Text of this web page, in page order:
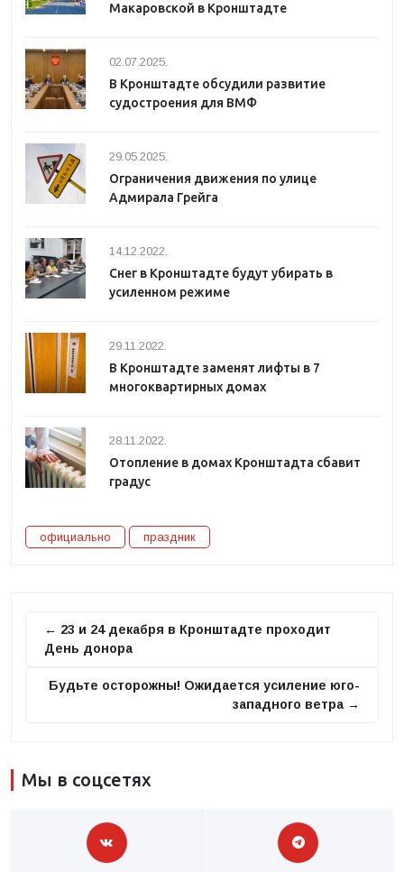
Макаровской в Кронштадте
02.07.2025.
В Кронштадте обсудили развитие
судостроения для ВМФ
29.05.2025.
Ограничения движения по улице
Адмирала Грейга
14.12.2022.
Снег в Кронштадте будут убирать в
усиленном режиме
29.11.2022.
В Кронштадте заменят лифты в 7
многоквартирных домах
28.11.2022.
Отопление в домах Кронштадта сбавит
градус
официально праздник
← 23 и 24 декабря в Кронштадте проходит
День донора
Будьте осторожны! Ожидается усиление юго-
западного ветра →
Мы в соцсетях